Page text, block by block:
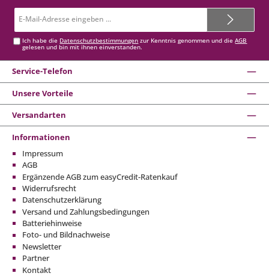
Mail-
Ich habe die Datenschutzbestimmungen zur Kenntnis genommen und dieAGB
gelesen und bin mit ihnen einverstanden.
Service-Telefon
Unsere Vorteile
Versandarten
Informationen
Impressum
AGB
Ergänzende AGB zum easyCredit-Ratenkauf
Widerrufsrecht
Datenschutzerklärung
Versand und Zahlungsbedingungen
Batteriehinweise
Foto- und Bildnachweise
Newsletter
Partner
Kontakt